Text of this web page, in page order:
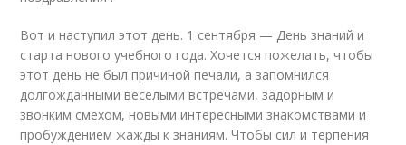
Вот и наступил этот день. 1 сентября — День знаний и
старта нового учебного года. Хочется пожелать, чтобы
этот день не был причиной печали, а запомнился
долгожданными веселыми встречами, задорным и
звонким смехом, новыми интересными знакомствами и
пробуждением жажды к знаниям. Чтобы сил и терпения